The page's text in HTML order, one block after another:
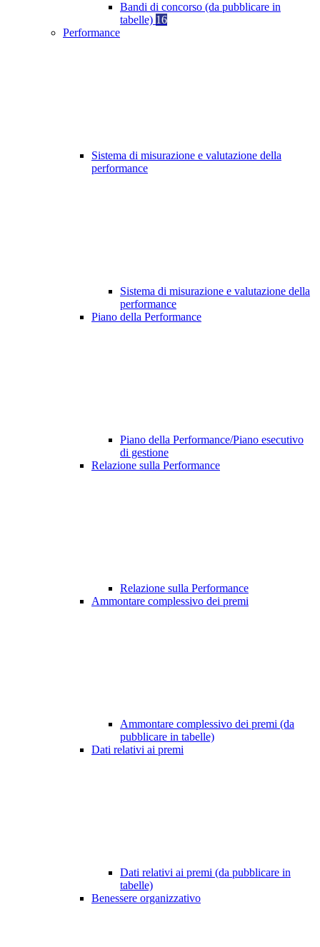
Bandi di concorso (da pubblicare in
tabelle) 16
Performance
Sistema di misurazione e valutazione della
performance
Sistema di misurazione e valutazione della
performance
Piano della Performance
Piano della Performance/Piano esecutivo
di gestione
Relazione sulla Performance
Relazione sulla Performance
Ammontare complessivo dei premi
Ammontare complessivo dei premi (da
pubblicare in tabelle)
Dati relativi ai premi
Dati relativi ai premi (da pubblicare in
tabelle)
Benessere organizzativo